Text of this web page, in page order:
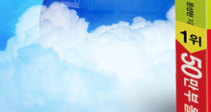
into her 걔를 우연히 만났어
to hear that 안됐구나
have a minute? 시간 좀 있어?
split the bill 나눠서 내자
not much of a talker 말주변이 없어